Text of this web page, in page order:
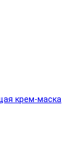
крем-маска